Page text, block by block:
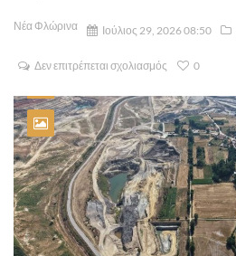
Νέα Φλώρινα Ιούλιος 29, 2026 08:50
Δεν επιτρέπεται σχολιασμός 0